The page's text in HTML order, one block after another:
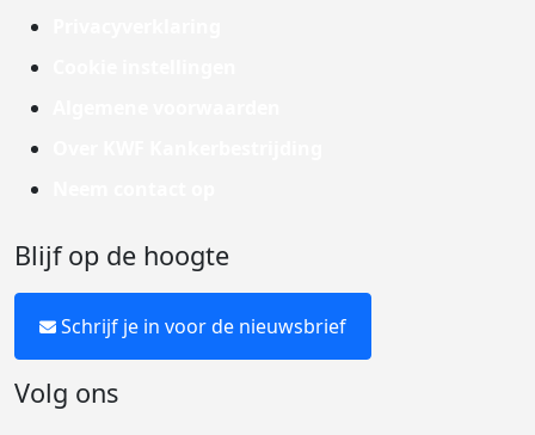
Blijf op de hoogte
Schrijf je in voor de nieuwsbrief
Volg ons